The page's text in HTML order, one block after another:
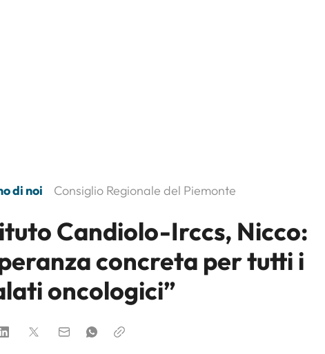
di noi Consiglio Regionale del Piemonte
Candiolo-Irccs, Nicco:
concreta per tutti i
oncologici”